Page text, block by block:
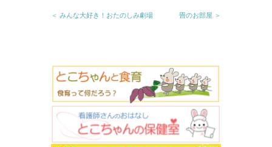
＜ みんな大好き！おたのしみ劇場 畳のお部屋 ＞